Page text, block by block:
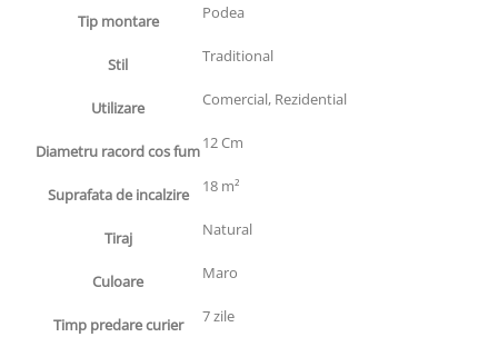
Tip montare Podea
Stil Traditional
Utilizare Comercial, Rezidential
Diametru racord cos fum12 Cm
Suprafata de incalzire 18 m²
Tiraj Natural
Culoare Maro
Timp predare curier 7 zile